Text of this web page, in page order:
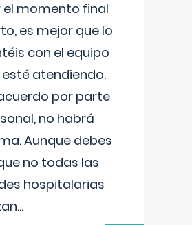
momento final
es mejor que lo
con el equipo
esté atendiendo.
por parte
no habrá
Aunque debes
no todas las
hospitalarias
...